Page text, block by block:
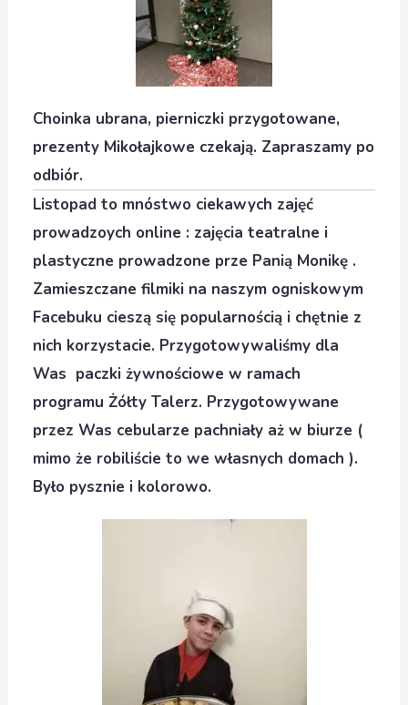
Choinka ubrana, pierniczki przygotowane,
prezenty Mikołajkowe czekają. Zapraszamy po
odbiór.
Listopad to mnóstwo ciekawych zajęć
prowadzoych online : zajęcia teatralne i
plastyczne prowadzone prze Panią Monikę .
Zamieszczane filmiki na naszym ogniskowym
Facebuku cieszą się popularnością i chętnie z
nich korzystacie. Przygotowywaliśmy dla
Was paczki żywnościowe w ramach
programu Żółty Talerz. Przygotowywane
przez Was cebularze pachniały aż w biurze (
mimo że robiliście to we własnych domach ).
Było pysznie i kolorowo.